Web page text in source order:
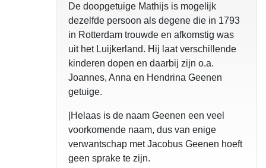
De doopgetuige Mathijs is mogelijk
dezelfde persoon als degene die in 1793
in Rotterdam trouwde en afkomstig was
uit het Luijkerland. Hij laat verschillende
kinderen dopen en daarbij zijn o.a.
Joannes, Anna en Hendrina Geenen
getuige.
|Helaas is de naam Geenen een veel
voorkomende naam, dus van enige
verwantschap met Jacobus Geenen hoeft
geen sprake te zijn.